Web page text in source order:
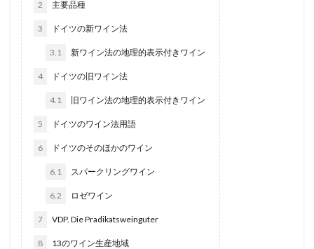
2 主要品種
3 ドイツの新ワイン法
3.1 新ワイン法の地理的表示付きワイン
4 ドイツの旧ワイン法
4.1 旧ワイン法の地理的表示付きワイン
5 ドイツのワイン法用語
6 ドイツのそのほかのワイン
6.1 スパークリングワイン
6.2 ロゼワイン
7 VDP. Die Pradikatsweinguter
8 13のワイン生産地域